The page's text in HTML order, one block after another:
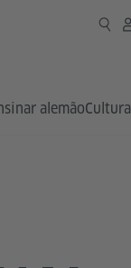
alemãoCultura